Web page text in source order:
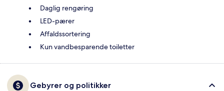
Daglig rengøring
LED-pærer
Affaldssortering
Kun vandbesparende toiletter
Gebyrer og politikker